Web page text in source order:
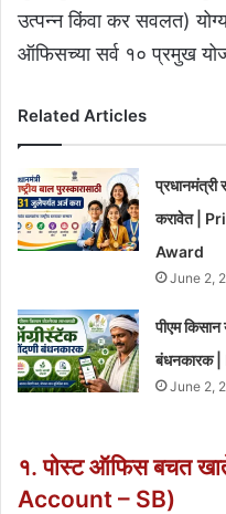
उत्पन्न किंवा कर सवलत)
ऑफिसच्या सर्व १० प्रमुख
Related Articles
प्रधानमंत्री
करावेत |
Award
June 2,
पीएम किसान
बंधनकारक
June 2,
१. पोस्ट ऑफिस बचत
Account – SB)